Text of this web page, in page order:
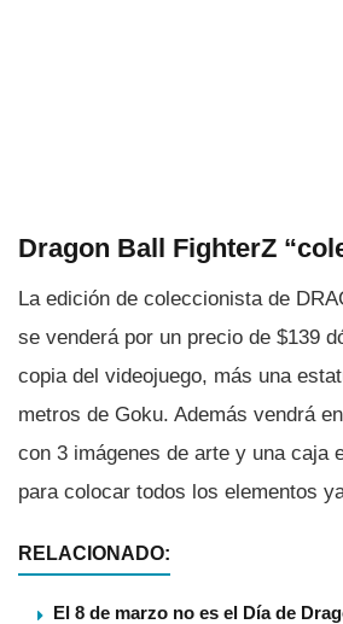
Dragon Ball FighterZ
La edición de coleccionista de
se venderá por un precio de $139
copia del videojuego, más una
metros de Goku. Además vendrá
con 3 imágenes de arte y una caja
para colocar todos los elementos
RELACIONADO:
El 8 de marzo no es el Día de